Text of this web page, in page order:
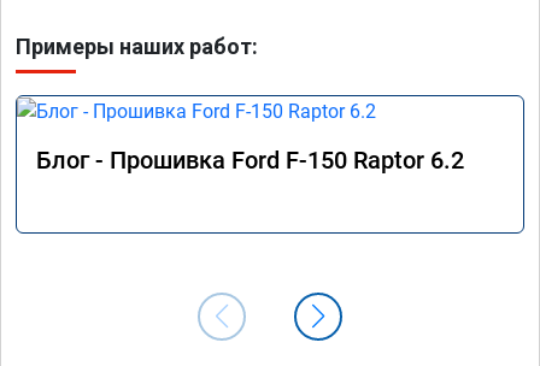
Примеры наших работ:
Блог - Прошивка Ford F-150 Raptor 6.2